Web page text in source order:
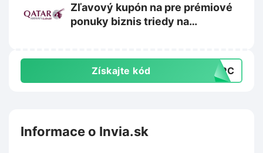
Zľavový kupón na pre prémiové
ponuky biznis triedy na
Získajte kód EMPC
Informace o Invia.sk